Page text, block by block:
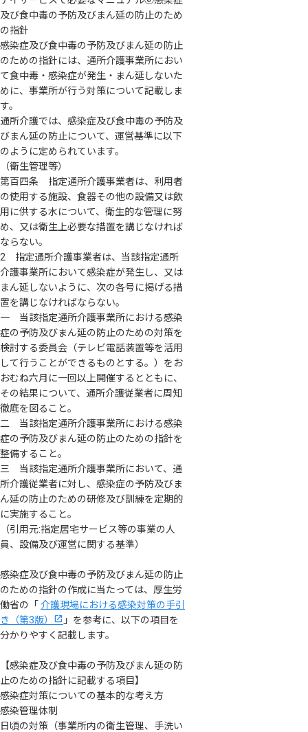
及び食中毒の予防及びまん延の防止のため
の指針
感染症及び食中毒の予防及びまん延の防止
のための指針には、通所介護事業所におい
て食中毒・感染症が発生・まん延しないた
めに、事業所が行う対策について記載しま
す。
通所介護では、感染症及び食中毒の予防及
びまん延の防止について、運営基準に以下
のように定められています。
（衛生管理等）
第百四条 指定通所介護事業者は、利用者
の使用する施設、食器その他の設備又は飲
用に供する水について、衛生的な管理に努
め、又は衛生上必要な措置を講じなければ
ならない。
2 指定通所介護事業者は、当該指定通所
介護事業所において感染症が発生し、又は
まん延しないように、次の各号に掲げる措
置を講じなければならない。
一 当該指定通所介護事業所における感染
症の予防及びまん延の防止のための対策を
検討する委員会（テレビ電話装置等を活用
して行うことができるものとする。）をお
おむね六月に一回以上開催するとともに、
その結果について、通所介護従業者に周知
徹底を図ること。
二 当該指定通所介護事業所における感染
症の予防及びまん延の防止のための指針を
整備すること。
三 当該指定通所介護事業所において、通
所介護従業者に対し、感染症の予防及びま
ん延の防止のための研修及び訓練を定期的
に実施すること。
（引用元:指定居宅サービス等の事業の人
員、設備及び運営に関する基準）
感染症及び食中毒の予防及びまん延の防止
のための指針の作成に当たっては、厚生労
働省の「 介護現場における感染対策の手引
き（第3版）
」を参考に、以下の項目を
分かりやすく記載します。
【感染症及び食中毒の予防及びまん延の防
止のための指針に記載する項目】
感染症対策についての基本的な考え方
感染管理体制
日頃の対策（事業所内の衛生管理、手洗い